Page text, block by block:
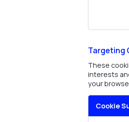
Targeting
These
interests
your
Cookie